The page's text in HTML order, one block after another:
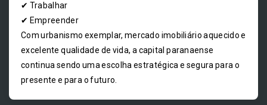
✔ Trabalhar
✔ Empreender
Com urbanismo exemplar, mercado imobiliário aquecido e
excelente qualidade de vida, a capital paranaense
continua sendo uma escolha estratégica e segura para o
presente e para o futuro.